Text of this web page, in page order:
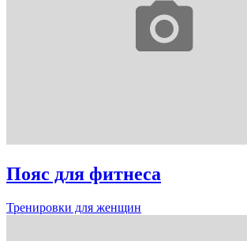
Пояс для фитнеса
Тренировки для женщин